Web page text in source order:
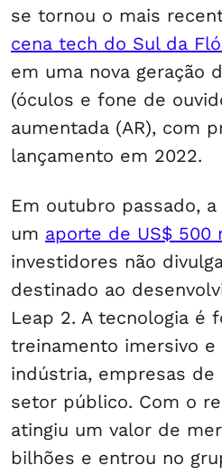
se tornou o mais
cena tech do Sul da
em uma nova geração
(óculos e fone de
aumentada (AR), com
lançamento em 2022.
Em outubro passado,
um aporte de US$ 500
investidores não
destinado ao
Leap 2. A tecnologia é
treinamento imersivo e
indústria, empresas de
setor público. Com o
atingiu um valor de
bilhões e entrou no